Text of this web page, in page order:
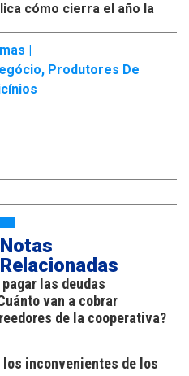
cómo cierra el año la
|
, Produtores De
Notas
Relacionadas
las deudas
van a cobrar
de la cooperativa?
inconvenientes de los